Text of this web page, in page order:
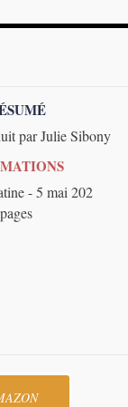
par Julie Sibony
- 5 mai 202